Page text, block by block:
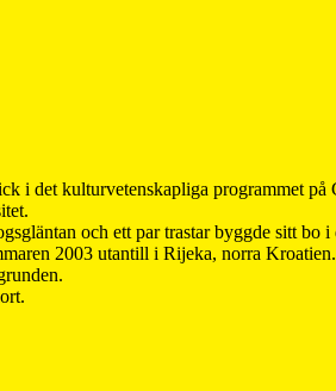
i det kulturvetenskapliga programmet på
och ett par trastar byggde sitt bo
2003 utantill i Rijeka, norra Kroatien.